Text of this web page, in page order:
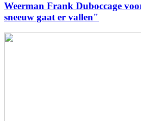
Weerman Frank Duboccage
sneeuw gaat er vallen"